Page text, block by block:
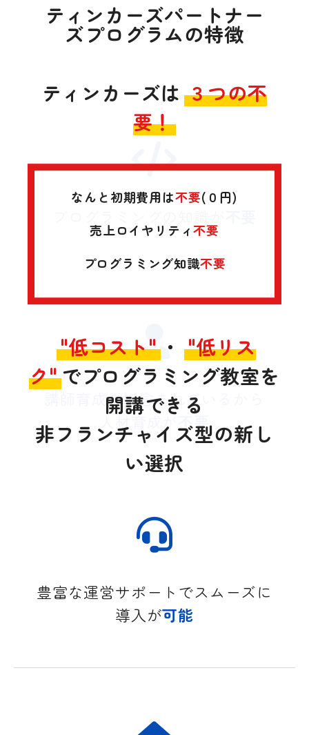
ティンカーズは ３つの不
要！
なんと初期費用は不要(０円)
売上ロイヤリティ不要
プログラミング知識不要
"低コスト"・ "低リス
ク"でプログラミング教室を
開講できる
非フランチャイズ型の新し
い選択
ティンカーズパートナー
ズプログラムの特徴
講師育成まで含まれているから
人材育成が 不要
豊富な運営サポートでスムーズに
導入が可能